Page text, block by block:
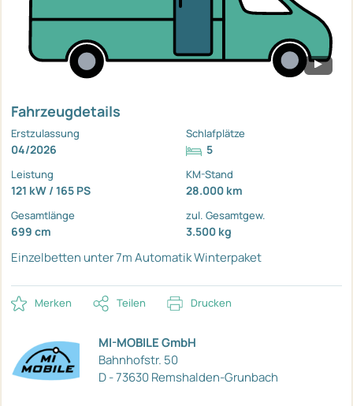
Fahrzeugdetails
Erstzulassung
04/2026
Schlafplätze
5
Leistung
121 kW / 165 PS
KM-Stand
28.000 km
Gesamtlänge
699 cm
zul. Gesamtgew.
3.500 kg
Einzelbetten unter 7mAutomatikWinterpaket
Merken Teilen Drucken
MI-MOBILE GmbH
Bahnhofstr. 50
D - 73630 Remshalden-Grunbach